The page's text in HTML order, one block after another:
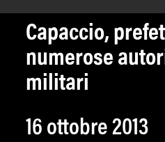
Capaccio,
numerose
militari
16 ottobre 2013